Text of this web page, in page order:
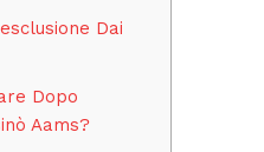
Dai
Dopo
Aams?